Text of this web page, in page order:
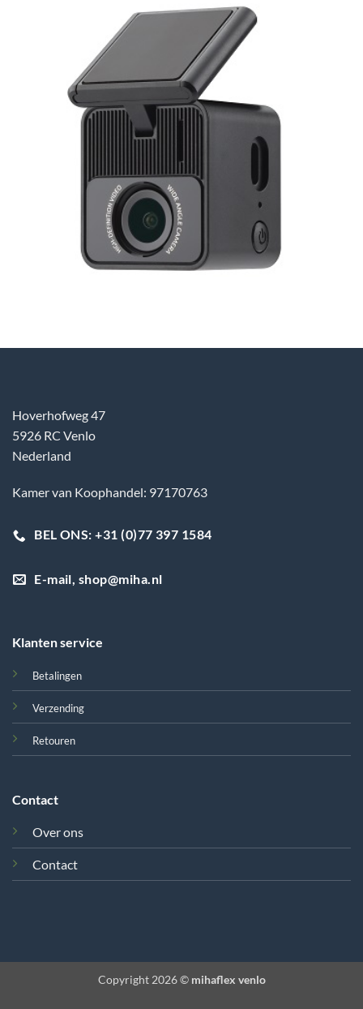
Hoverhofweg 47
5926 RC Venlo
Nederland
Kamer van Koophandel: 97170763
BEL ONS: +31 (0)77 397 1584
E-mail, shop@miha.nl
Klanten service
Betalingen
Verzending
Retouren
Contact
Over ons
Contact
Copyright 2026 © mihaflex venlo